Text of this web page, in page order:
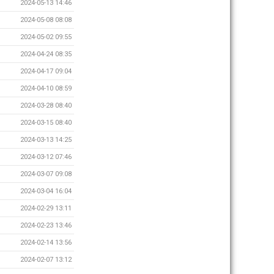
2024-05-13 14:46
2024-05-08 08:08
2024-05-02 09:55
2024-04-24 08:35
2024-04-17 09:04
2024-04-10 08:59
2024-03-28 08:40
2024-03-15 08:40
2024-03-13 14:25
2024-03-12 07:46
2024-03-07 09:08
2024-03-04 16:04
2024-02-29 13:11
2024-02-23 13:46
2024-02-14 13:56
2024-02-07 13:12